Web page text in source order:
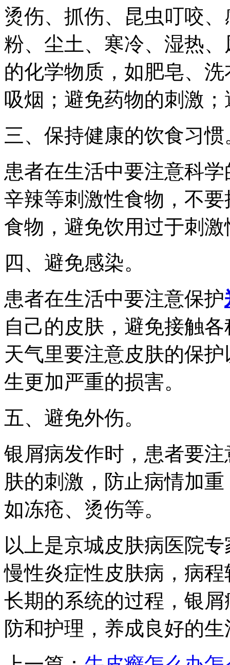
烫伤、抓伤、昆虫叮咬
粉、尘土、寒冷、湿热
的化学物质，如肥皂、
吸烟；避免药物的刺激
三、保持健康的饮食习惯
患者在生活中要注意科
辛辣等刺激性食物，不
食物，避免饮用过于刺
四、避免感染。
患者在生活中要注意保护
自己的皮肤，避免接触
天气里要注意皮肤的保
生更加严重的损害。
五、避免外伤。
银屑病发作时，患者要
肤的刺激，防止病情加
如冻疮、烫伤等。
以上是京城皮肤病医院
慢性炎症性皮肤病，病
长期的系统的过程，银
防和护理，养成良好的